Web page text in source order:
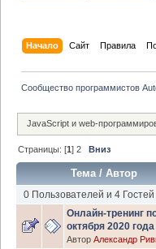
Начало Сайт Правила
Сообщество программистов
JavaScript и web-
Страницы: [1]2 Вниз
Тема /Автор
0 Пользователей и 4
Онлайн-тренинг
октября 2020 года
Автор Александр